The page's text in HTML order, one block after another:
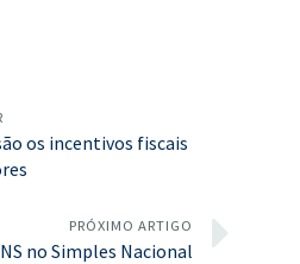
os incentivos fiscais
PRÓXIMO ARTIGO
no Simples Nacional